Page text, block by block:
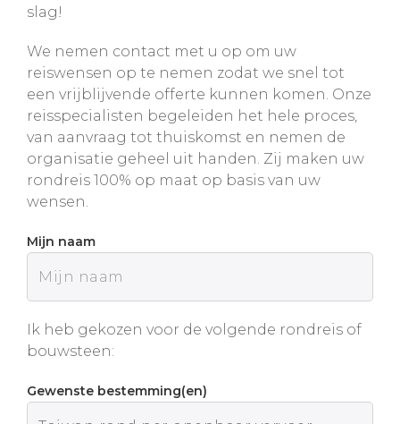
slag!
We nemen contact met u op om uw
reiswensen op te nemen zodat we snel tot
een vrijblijvende offerte kunnen komen. Onze
reisspecialisten begeleiden het hele proces,
van aanvraag tot thuiskomst en nemen de
organisatie geheel uit handen. Zij maken uw
rondreis 100% op maat op basis van uw
wensen.
Mijn naam
Ik heb gekozen voor de volgende rondreis of
bouwsteen:
Gewenste bestemming(en)